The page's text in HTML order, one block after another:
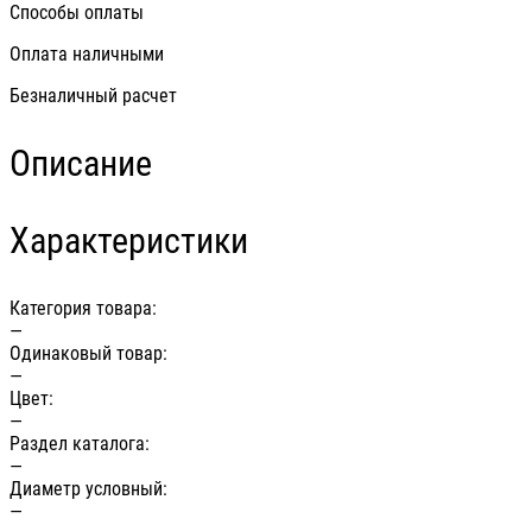
Способы оплаты
Оплата наличными
Безналичный расчет
Описание
Характеристики
Категория товара:
—
Одинаковый товар:
—
Цвет:
—
Раздел каталога:
—
Диаметр условный:
—